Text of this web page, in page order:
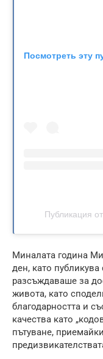
Посмотреть эту
Публикация
Миналата година
ден, като
разсъждаваше за
живота, като
благодарността и
качества като
пътуване,